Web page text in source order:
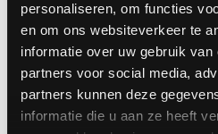
personaliseren, om functies
en om ons websiteverkeer te
informatie over uw gebruik
partners voor social media,
partners kunnen deze
informatie die u aan ze heeft